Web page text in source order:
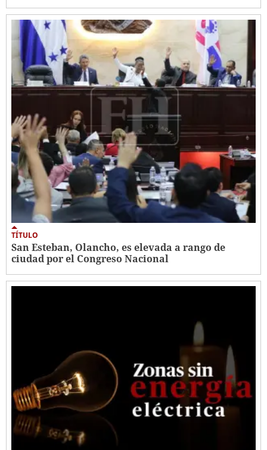
TÍTULO
San Esteban, Olancho, es elevada a rango de
ciudad por el Congreso Nacional